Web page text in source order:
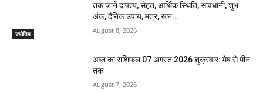
ज्योतिष
तक जानें दांपत्य, सेहत, आर्थिक स्थिति, सावधानी, शुभ
अंक, दैनिक उपाय, मंत्र, रत्न...
August 8, 2026
आज का राशिफल 07 अगस्त 2026 शुक्रवार: मेष से मीन
तक
August 7, 2026